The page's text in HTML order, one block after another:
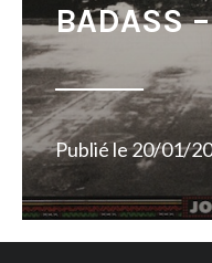
BADASS
Publié le20/01/